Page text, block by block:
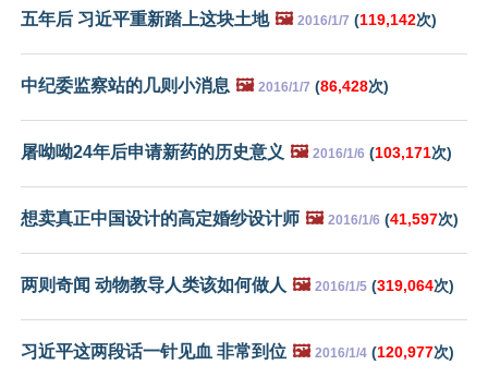
五年后 习近平重新踏上这块土地 🖼️ 2016/1/7 (119,142次)
中纪委监察站的几则小消息 🖼️ 2016/1/7 (86,428次)
屠呦呦24年后申请新药的历史意义 🖼️ 2016/1/6 (103,171次)
想卖真正中国设计的高定婚纱设计师 🖼️ 2016/1/6 (41,597次)
两则奇闻 动物教导人类该如何做人 🖼️ 2016/1/5 (319,064次)
习近平这两段话一针见血 非常到位 🖼️ 2016/1/4 (120,977次)